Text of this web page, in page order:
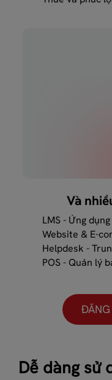
Và
LMS - Ứng
Website & E-
Helpdesk -
POS - Quản lý
Dễ dàng sử